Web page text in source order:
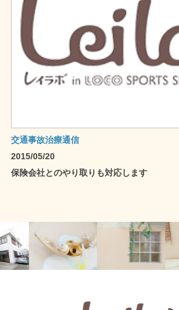
交通事故治療通信
2015/05/20
保険会社とのやり取りも対応します